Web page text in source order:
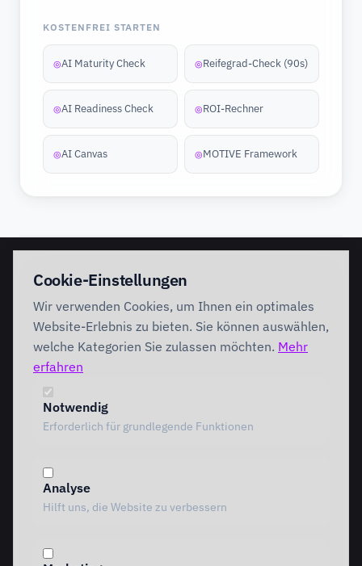
KOSTENFREI STARTEN
◎AI Maturity Check ◎Reifegrad-Check (90s)
◎AI Readiness Check ◎ROI-Rechner
◎AI Canvas ◎MOTIVE Framework
Discovery Workshop
Förderung
INTERVENTION
AI Intervention
AI Governance
Foundation
Performing
Branchenlösungen
Special Governance
AI Canvas
Cookie-Einstellungen
Wir verwenden Cookies, um Ihnen ein optimales
Website-Erlebnis zu bieten. Sie können auswählen,
welche Kategorien Sie zulassen möchten. Mehr
erfahren
Notwendig
Erforderlich für grundlegende Funktionen
Analyse
Hilft uns, die Website zu verbessern